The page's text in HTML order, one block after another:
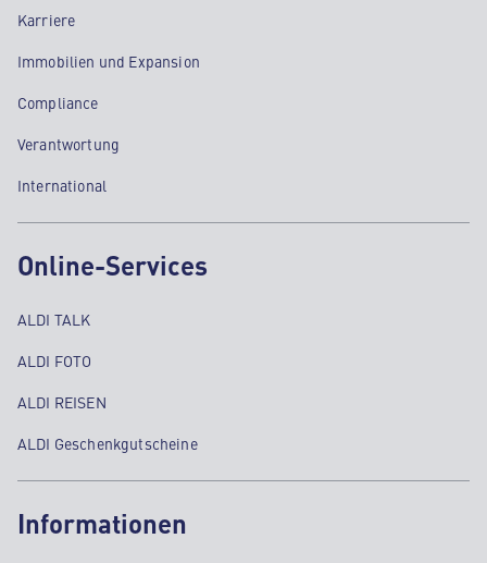
Karriere
Immobilien und Expansion
Compliance
Verantwortung
International
Online-Services
ALDI TALK
ALDI FOTO
ALDI REISEN
ALDI Geschenkgutscheine
Informationen